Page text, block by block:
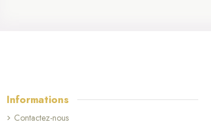
Informations
Contactez-nous